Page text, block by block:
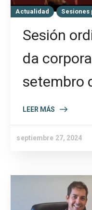
Actualidad
Sesión
da
setembro
LEER MÁS
septiembre 27, 2024